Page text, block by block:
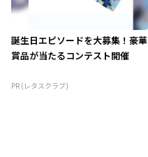
誕生日エピソードを大募集！豪華
賞品が当たるコンテスト開催
PR (レタスクラブ)